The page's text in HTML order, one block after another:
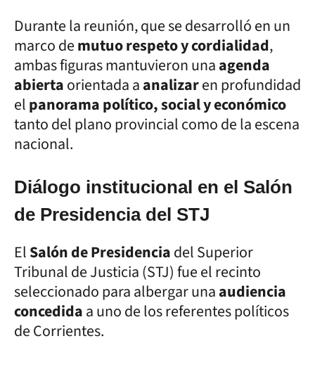
Durante la reunión, que se desarrolló en un
marco demutuo respeto y cordialidad,
ambas figuras mantuvieron unaagenda
abiertaorientada aanalizaren profundidad
elpanorama político, social y económico
tanto del plano provincial como de la escena
nacional.
Diálogo institucional en el Salón
de Presidencia del STJ
ElSalón de Presidenciadel Superior
Tribunal de Justicia (STJ) fue el recinto
seleccionado para albergar unaaudiencia
concedidaa uno de los referentes políticos
de Corrientes.